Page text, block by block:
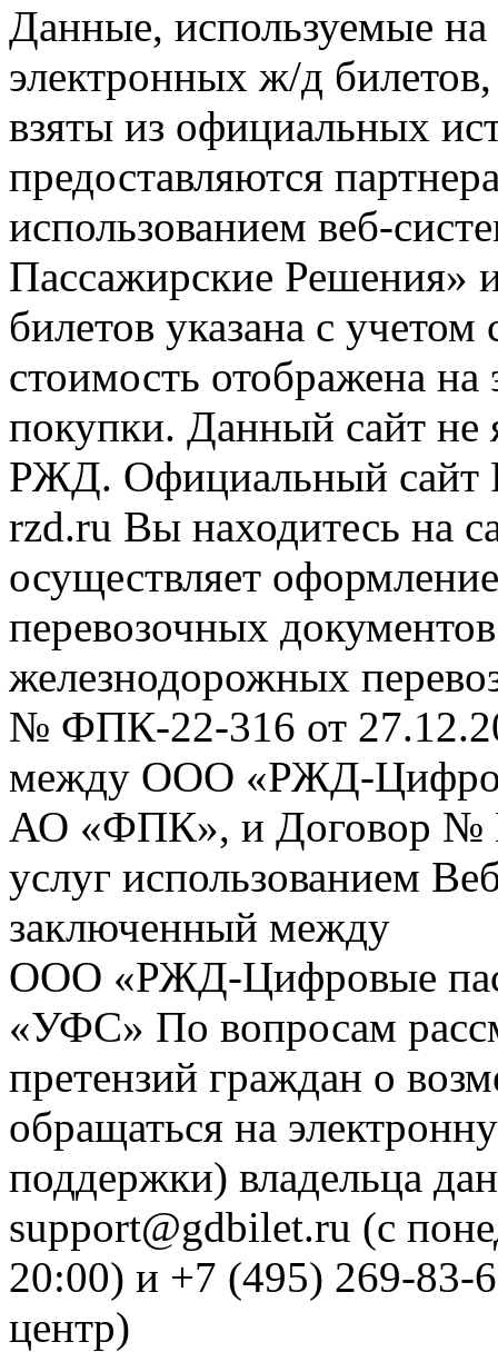
Данные, используемые на
электронных ж/д
взяты из официальных
предоставляются
использованием веб-
Пассажирские
билетов указана с
стоимость отображена
покупки. Данный сайт не
РЖД. Официальный сайт
rzd.ru Вы находитесь на
осуществляет
перевозочных
железнодорожных
№ ФПК-22-316 от
между ООО «РЖД-
АО «ФПК», и Договор №
услуг использованием
заключенный между
ООО «РЖД-Цифровые
«УФС» По вопросам
претензий граждан о
обращаться на
поддержки) владельца
support@gdbilet.ru (с
20:00) и +7 (495) 269-83-
центр)